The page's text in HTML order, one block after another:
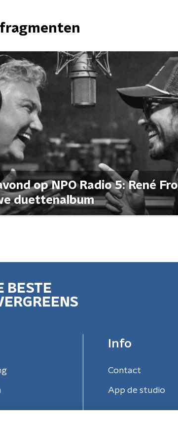
fragmenten
op NPO Radio 5: René
duettenalbum
BESTE
Info
Contact
App de studio